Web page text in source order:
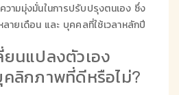
วามมุ่งมั่นในการปรับปรุงตนเอง ซึ่ง
ลายเดือน และ บุคคลที่ใช้เวลาหลักปี
ยนแปลงตัวเอง
ลิกภาพที่ดีหรือไม่?